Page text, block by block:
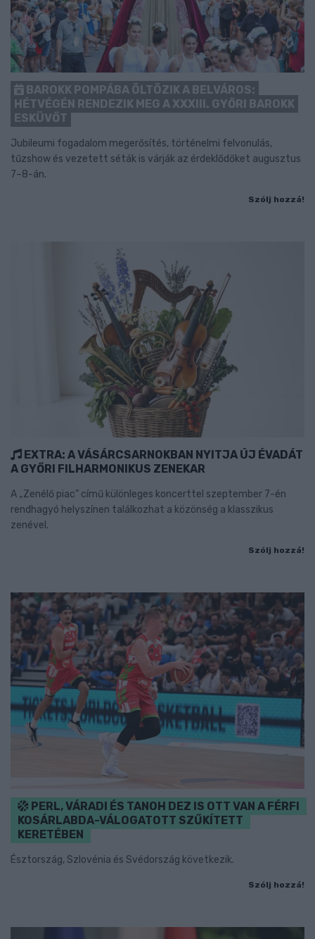
BAROKK POMPÁBA ÖLTÖZIK A BELVÁROS:
HÉTVÉGÉN RENDEZIK MEG A XXXIII. GYŐRI BAROKK
ESKÜVŐT
Jubileumi fogadalom megerősítés, történelmi felvonulás,
tűzshow és vezetett séták is várják az érdeklődőket augusztus
7–8-án.
Szólj hozzá!
EXTRA: A VÁSÁRCSARNOKBAN NYITJA ÚJ ÉVADÁT
A GYŐRI FILHARMONIKUS ZENEKAR
A „Zenélő piac” című különleges koncerttel szeptember 7-én
rendhagyó helyszínen találkozhat a közönség a klasszikus
zenével.
Szólj hozzá!
PERL, VÁRADI ÉS TANOH DEZ IS OTT VAN A FÉRFI
KOSÁRLABDA-VÁLOGATOTT SZŰKÍTETT
KERETÉBEN
Észtország, Szlovénia és Svédország következik.
Szólj hozzá!